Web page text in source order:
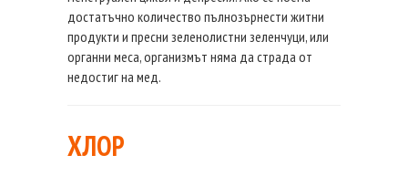
достатъчно количество пълнозърнести житни
продукти и пресни зеленолистни зеленчуци, или
органни меса, организмът няма да страда от
недостиг на мед.
ХЛОР